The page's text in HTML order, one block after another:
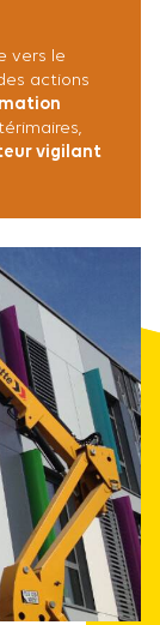
vers le
actions
vigilant